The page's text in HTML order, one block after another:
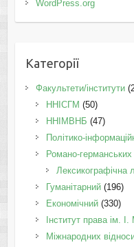
WordPress.org
Категорії
Факультети/інститути
ННІСГМ (50)
ННІМВНБ (47)
Політико-
Романо-
Лексикографічна
Гуманітарний(196)
Економічний(330)
Інститут права ім.
Міжнародних